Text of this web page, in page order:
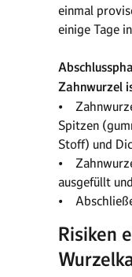
einmal
einige Tage
Zahnwurzel
•
Spitzen
Stoff) und
•
ausgefüllt
•
Risiken